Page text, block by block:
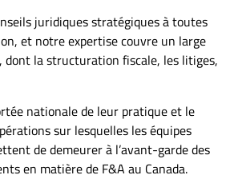
juridiques stratégiques à toutes
et notre expertise couvre un large
dont la structuration fiscale, les litiges,
nationale de leur pratique et le
sur lesquelles les équipes
de demeurer à l’avant-garde des
en matière de F&A au Canada.